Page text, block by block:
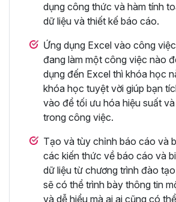
dụng công thức và hàm tính
dữ liệu và thiết kế báo cáo.
Ứng dụng Excel vào công
đang làm một công việc nào
dụng đến Excel thì khóa học
khóa học tuyệt vời giúp bạn
vào để tối ưu hóa hiệu suất
trong công việc.
Tạo và tùy chỉnh báo cáo và
các kiến thức về báo cáo và
dữ liệu từ chương trình đào
sẽ có thể trình bày thông tin
và dễ hiểu mà ai ai cũng có